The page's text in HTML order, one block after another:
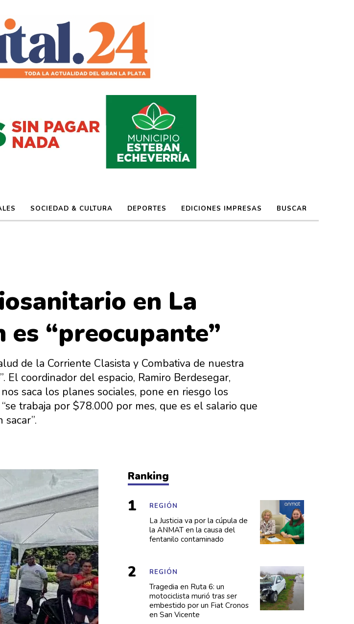
SOCIEDAD & CULTURA DEPORTES EDICIONES IMPRESAS BUSCAR
en La
“preocupante”
de la Corriente Clasista y Combativa de nuestra
El coordinador del espacio, Ramiro Berdesegar,
saca los planes sociales, pone en riesgo los
trabaja por $78.000 por mes, que es el salario que
Ranking
La Justicia va por la cúpula de
la ANMAT en la causa del
fentanilo contaminado
REGIÓN
Tragedia en Ruta 6: un
motociclista murió tras ser
embestido por un Fiat Cronos
en San Vicente
REGIÓN